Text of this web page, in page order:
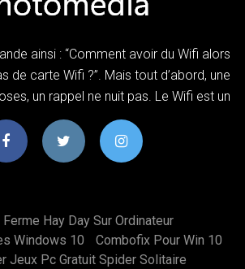
ainsi : “Comment avoir du Wifi alors
de carte Wifi ?”. Mais tout d’abord, une
un rappel ne nuit pas. Le Wifi est un
Hay Day Sur Ordinateur
Windows 10
Combofix Pour Win 10
Jeux Pc Gratuit Spider Solitaire